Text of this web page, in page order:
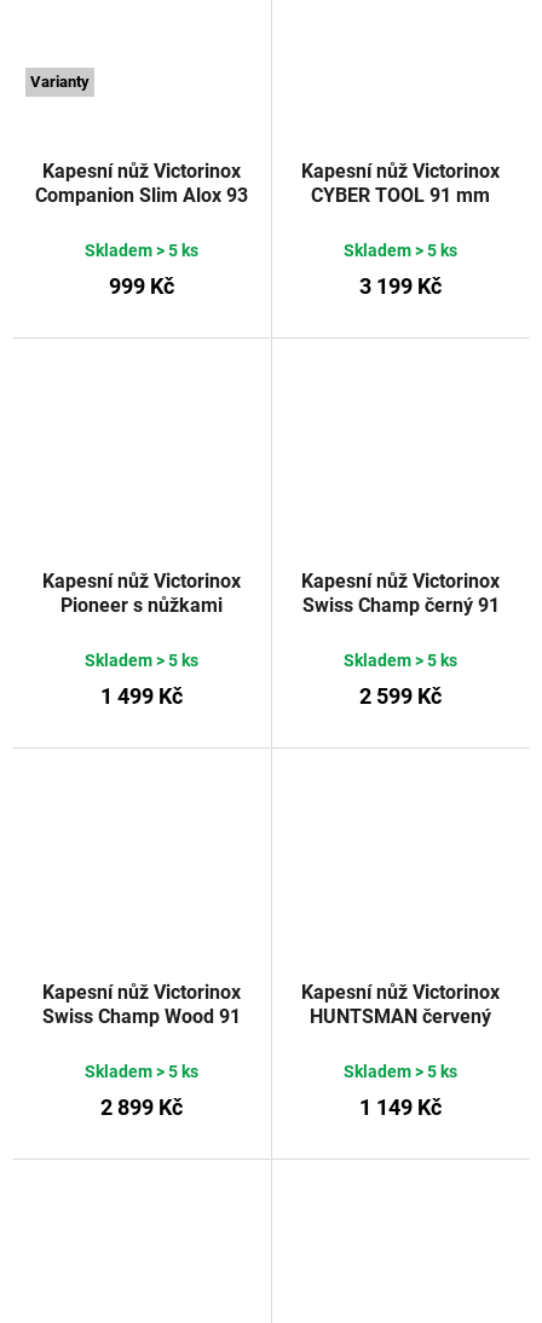
Varianty
Kapesní nůž Victorinox
Companion Slim Alox 93
Skladem> 5 ks
999 Kč
Kapesní nůž Victorinox
CYBER TOOL 91 mm
Skladem> 5 ks
3 199 Kč
Kapesní nůž Victorinox
Pioneer s nůžkami
Skladem> 5 ks
1 499 Kč
Kapesní nůž Victorinox
Swiss Champ černý 91
Skladem> 5 ks
2 599 Kč
Kapesní nůž Victorinox
Swiss Champ Wood 91
Skladem> 5 ks
2 899 Kč
Kapesní nůž Victorinox
HUNTSMAN červený
Skladem> 5 ks
1 149 Kč